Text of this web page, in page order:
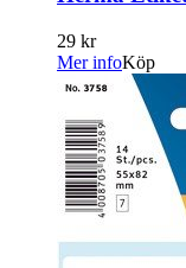
29 kr
Mer infoKöp